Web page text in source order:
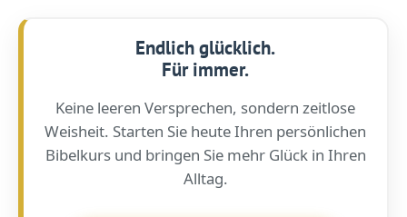
Endlich glücklich.
Für immer.
Keine leeren Versprechen, sondern zeitlose
Weisheit. Starten Sie heute Ihren persönlichen
Bibelkurs und bringen Sie mehr Glück in Ihren
Alltag.